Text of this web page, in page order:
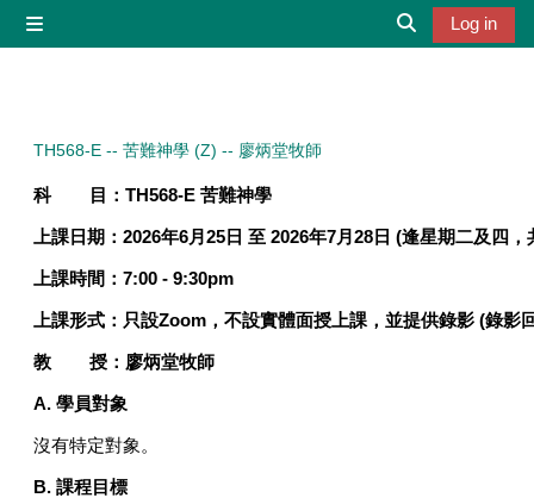
Log in
TH568-E -- 苦難神學 (Z) -- 廖炳堂牧師
科 目： TH568-E 苦難神學
上課日期： 2026年6月 25 日 至 2026年7月 28 日 (逢星期二及四，
上課時間： 7:00 - 9:30pm
上課形式： 只設Zoom ，不設實體面授上課，並提供錄影 (錄影
教 授：廖炳堂牧師
A. 學員對象
沒有特定對象。
B. 課程目標